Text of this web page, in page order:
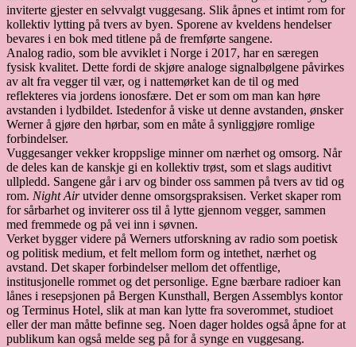
inviterte gjester en selvvalgt vuggesang. Slik åpnes et intimt rom for
kollektiv lytting på tvers av byen. Sporene av kveldens hendelser
bevares i en bok med titlene på de fremførte sangene.
Analog radio, som ble avviklet i Norge i 2017, har en særegen
fysisk kvalitet. Dette fordi de skjøre analoge signalbølgene påvirkes
av alt fra vegger til vær, og i nattemørket kan de til og med
reflekteres via jordens ionosfære. Det er som om man kan høre
avstanden i lydbildet. Istedenfor å viske ut denne avstanden, ønsker
Werner å gjøre den hørbar, som en måte å synliggjøre romlige
forbindelser.
Vuggesanger vekker kroppslige minner om nærhet og omsorg. Når
de deles kan de kanskje gi en kollektiv trøst, som et slags auditivt
ullpledd. Sangene går i arv og binder oss sammen på tvers av tid og
rom. Night Airutvider denne omsorgspraksisen. Verket skaper rom
for sårbarhet og inviterer oss til å lytte gjennom vegger, sammen
med fremmede og på vei inn i søvnen.
Verket bygger videre på Werners utforskning av radio som poetisk
og politisk medium, et felt mellom form og intethet, nærhet og
avstand. Det skaper forbindelser mellom det offentlige,
institusjonelle rommet og det personlige. Egne bærbare radioer kan
lånes i resepsjonen på Bergen Kunsthall, Bergen Assemblys kontor
og Terminus Hotel, slik at man kan lytte fra soverommet, studioet
eller der man måtte befinne seg. Noen dager holdes også åpne for at
publikum kan også melde seg på for å synge en vuggesang.